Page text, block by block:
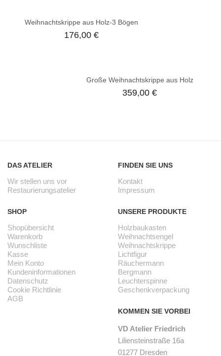
Weihnachtskrippe aus Holz-3 Bögen
176,00 €
Große Weihnachtskrippe aus Holz
359,00 €
DAS ATELIER
Wir stellen uns vor
Restaurierungsatelier
SHOP
Shopübersicht
Warenkorb
Wunschliste
Kasse
Mein Konto
Kundeninformationen
Datenschutz
Cookie Richtlinie
AGB
FINDEN SIE UNS
Kontakt
Impressum
UNSERE PRODUKTE
Holzbaukasten
Weihnachtsengel
Weihnachtskrippe
Lichtfigur
Räuchermann
Bergmann
Leuchterspinne
Geschenkverpackung
KOMMEN SIE VORBEI
VD Atelier Friedrich
Liliensteinstraße 16a
01277 Dresden